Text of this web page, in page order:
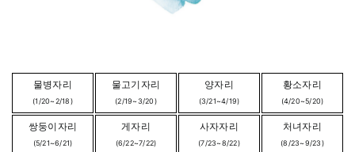
물병자리
(1/20~2/18)
물고기자리
(2/19~3/20)
양자리
(3/21~4/19)
황소자리
(4/20~5/20)
쌍둥이자리
(5/21~6/21)
게자리
(6/22~7/22)
사자자리
(7/23~8/22)
처녀자리
(8/23~9/23)